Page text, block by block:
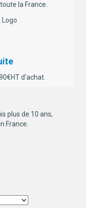
la France.
d'achat.
plus de 10 ans,
France.